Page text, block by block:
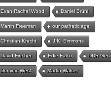
Evan Rachel Wood Daniel Brühl
Martin Freeman our pathetic age
Christian Kracht J.K. Simmons
David Fincher Edie Falco DDR-
Dominic West Martin Walser